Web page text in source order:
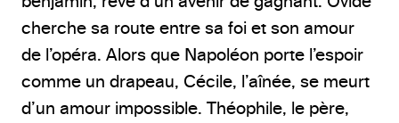
cherche sa route entre sa foi et son amour
de l’opéra. Alors que Napoléon porte l’espoir
comme un drapeau, Cécile, l’aînée, se meurt
d’un amour impossible. Théophile, le père,